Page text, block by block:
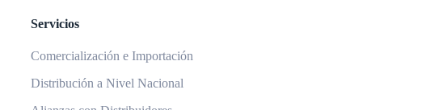
Servicios​
Comercialización e Importación
Distribución a Nivel Nacional